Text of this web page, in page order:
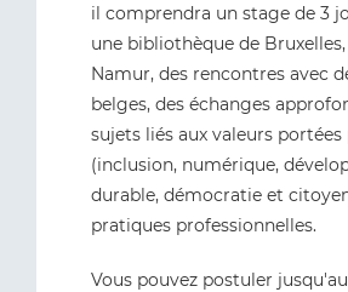
il comprendra un stage de 3
une bibliothèque de
Namur, des rencontres avec
belges, des échanges
sujets liés aux valeurs
(inclusion, numérique,
durable, démocratie et
pratiques professionnelles.
Vous pouvez postuler jusqu'au